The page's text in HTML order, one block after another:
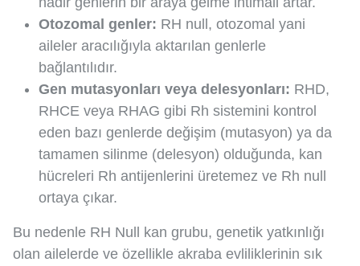
Otozomal genler: RH null, otozomal yani
aileler aracılığıyla aktarılan genlerle
bağlantılıdır.
Gen mutasyonları veya delesyonları: RHD,
RHCE veya RHAG gibi Rh sistemini kontrol
eden bazı genlerde değişim (mutasyon) ya da
tamamen silinme (delesyon) olduğunda, kan
hücreleri Rh antijenlerini üretemez ve Rh null
ortaya çıkar.
Bu nedenle RH Null kan grubu, genetik yatkınlığı
olan ailelerde ve özellikle akraba evliliklerinin sık